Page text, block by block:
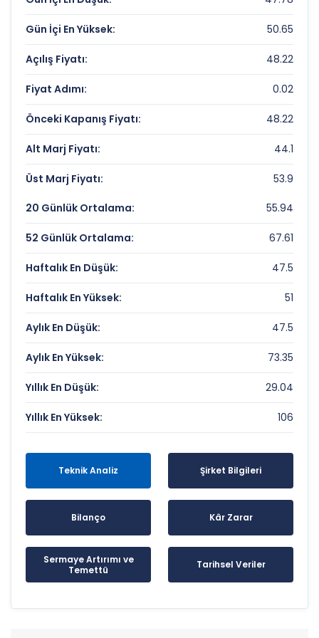
Piyasa Değeri/Defter Değeri (PD/DD):
26.74
IHLAS HABER AJANSI Rekorlar ve Önemli
Seviyeler
Bugün Gördüğü En Yüksek Fiyat:
50.65 TL
Son 1 Yılın Zirvesi:
106 TL
Son 1 Yılın Dibi:
29.04 TL
Gün İçi En Yüksek: 50.65
Açılış Fiyatı: 48.22
Fiyat Adımı: 0.02
Önceki Kapanış Fiyatı: 48.22
Alt Marj Fiyatı: 44.1
Üst Marj Fiyatı: 53.9
20 Günlük Ortalama: 55.94
52 Günlük Ortalama: 67.61
Haftalık En Düşük: 47.5
Haftalık En Yüksek: 51
Aylık En Düşük: 47.5
Aylık En Yüksek: 73.35
Yıllık En Düşük: 29.04
Yıllık En Yüksek: 106
Teknik Analiz Şirket Bilgileri
Bilanço Kâr Zarar
Sermaye Artırımı ve
Temettü
Tarihsel Veriler